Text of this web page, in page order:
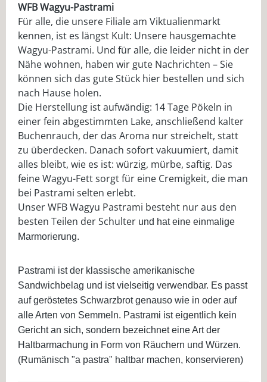
WFB Wagyu-Pastrami
Für alle, die unsere Filiale am Viktualienmarkt
kennen, ist es längst Kult: Unsere hausgemachte
Wagyu-Pastrami. Und für alle, die leider nicht in der
Nähe wohnen, haben wir gute Nachrichten – Sie
können sich das gute Stück hier bestellen und sich
nach Hause holen.
Die Herstellung ist aufwändig: 14 Tage Pökeln in
einer fein abgestimmten Lake, anschließend kalter
Buchenrauch, der das Aroma nur streichelt, statt
zu überdecken. Danach sofort vakuumiert, damit
alles bleibt, wie es ist: würzig, mürbe, saftig. Das
feine Wagyu-Fett sorgt für eine Cremigkeit, die man
bei Pastrami selten erlebt.
Unser WFB Wagyu Pastrami besteht nur aus den
besten Teilen der Schulter und hat eine einmalige
Marmorierung.
Pastrami ist der klassische amerikanische
Sandwichbelag und ist vielseitig verwendbar. Es passt
auf geröstetes Schwarzbrot genauso wie in oder auf
alle Arten von Semmeln. Pastrami ist eigentlich kein
Gericht an sich, sondern bezeichnet eine Art der
Haltbarmachung in Form von Räuchern und Würzen.
(Rumänisch "a pastra" haltbar machen, konservieren)